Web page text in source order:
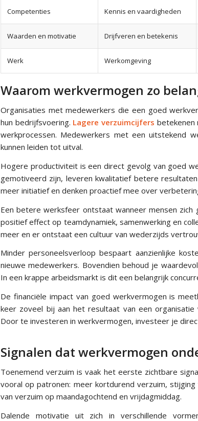
Competenties Kennis en vaardigheden
Waarden en motivatie Drijfveren en betekenis
Werk Werkomgeving
Waarom werkvermogen zo
Organisaties met medewerkers die een goed
hun bedrijfsvoering. Lagere verzuimcijfers betekenen
werkprocessen. Medewerkers met een uitstekend
kunnen leiden tot uitval.
Hogere productiviteit is een direct gevolg van goed
gemotiveerd zijn, leveren kwalitatief betere
meer initiatief en denken proactief mee over
Een betere werksfeer ontstaat wanneer mensen
positief effect op teamdynamiek, samenwerking en
meer en er ontstaat een cultuur van wederzijds
Minder personeelsverloop bespaart aanzienlijke
nieuwe medewerkers. Bovendien behoud je
In een krappe arbeidsmarkt is dit een belangrijk
De financiële impact van goed werkvermogen is
keer zoveel bij aan het resultaat van een
Door te investeren in werkvermogen, investeer je
Signalen dat werkvermogen
Toenemend verzuim is vaak het eerste zichtbare
vooral op patronen: meer kortdurend verzuim,
van verzuim op maandagochtend en vrijdagmiddag.
Dalende motivatie uit zich in verschillende